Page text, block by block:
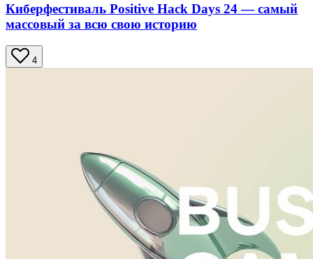
Киберфестиваль Positive Hack Days 24 — самый
массовый за всю свою историю
4